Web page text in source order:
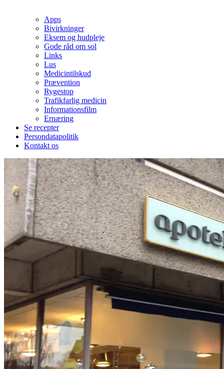
Apps
Bivirkninger
Eksem og hudpleje
Gode råd om sol
Links
Lus
Medicintilskud
Prævention
Rygestop
Trafikfarlig medicin
Informationsfilm
Ernæring
Se recepter
Persondatapolitik
Kontakt os